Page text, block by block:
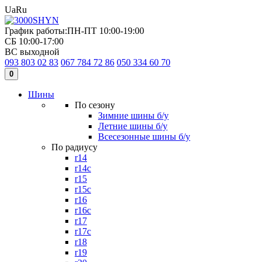
UaRu
График работы:ПН-ПТ 10:00-19:00
СБ 10:00-17:00
ВС выходной
093 803 02 83 067 784 72 86 050 334 60 70
0
Шины
По сезону
Зимние шины б/у
Летние шины б/у
Всесезонные шины б/у
По радиусу
r14
r14c
r15
r15c
r16
r16c
r17
r17c
r18
r19